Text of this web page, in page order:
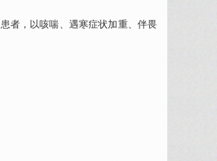
患者，以咳喘、遇寒症状加重、伴畏